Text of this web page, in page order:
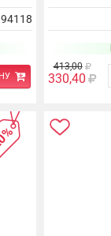
413,00
330,40